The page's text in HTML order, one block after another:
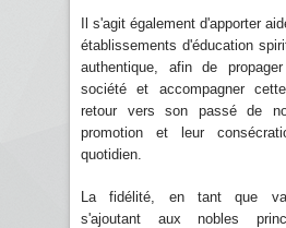
Il s'agit également d'apporter
établissements d'éducation
authentique, afin de
société et accompagner
retour vers son passé de
promotion et leur
quotidien.
La fidélité, en tant que
s'ajoutant aux nobles